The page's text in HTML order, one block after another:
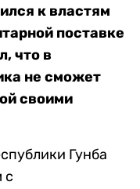
к властям
поставке
что в
не сможет
своими
Гунба
с